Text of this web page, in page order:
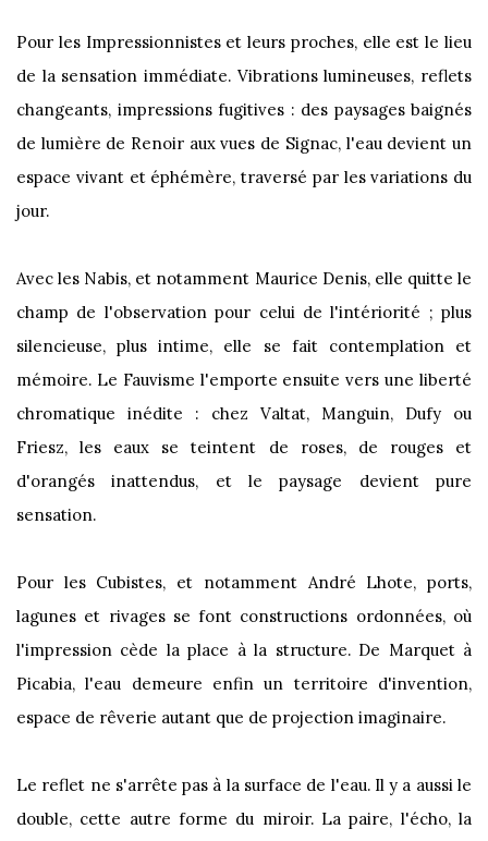
Pour les Impressionnistes et leurs proches, elle est le lieu
de la sensation immédiate. Vibrations lumineuses, reflets
changeants, impressions fugitives : des paysages baignés
de lumière de Renoir aux vues de Signac, l'eau devient un
espace vivant et éphémère, traversé par les variations du
jour.
Avec les Nabis, et notamment Maurice Denis, elle quitte le
champ de l'observation pour celui de l'intériorité ; plus
silencieuse, plus intime, elle se fait contemplation et
mémoire. Le Fauvisme l'emporte ensuite vers une liberté
chromatique inédite : chez Valtat, Manguin, Dufy ou
Friesz, les eaux se teintent de roses, de rouges et
d'orangés inattendus, et le paysage devient pure
sensation.
Pour les Cubistes, et notamment André Lhote, ports,
lagunes et rivages se font constructions ordonnées, où
l'impression cède la place à la structure. De Marquet à
Picabia, l'eau demeure enfin un territoire d'invention,
espace de rêverie autant que de projection imaginaire.
Le reflet ne s'arrête pas à la surface de l'eau. Il y a aussi le
double, cette autre forme du miroir. La paire, l'écho, la